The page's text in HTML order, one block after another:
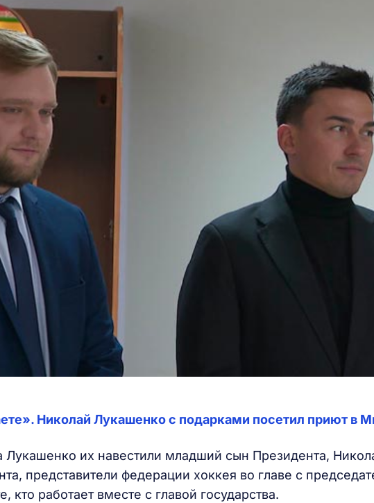
Николай Лукашенко с подарками посетил приют в
их навестили младший сын Президента,
представители федерации хоккея во главе с
кто работает вместе с главой государства.